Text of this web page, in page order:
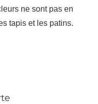
ne sont pas en
tapis et les patins.